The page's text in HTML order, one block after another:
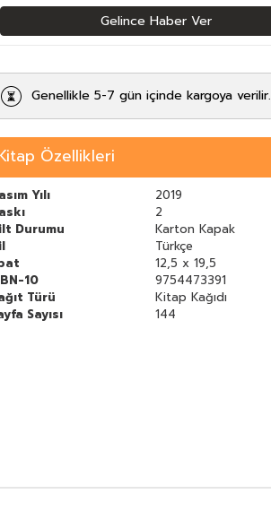
Gelince Haber Ver
Genellikle 5-7 gün içinde kargoya verilir.
Özellikleri
Yılı
2019
2
Durumu
Karton Kapak
Türkçe
12,5 x 19,5
10
9754473391
Türü
Kitap Kağıdı
Sayısı
144